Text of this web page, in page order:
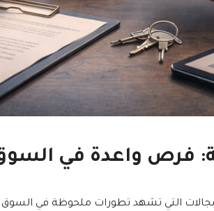
فرص واعدة في
التي تشهد تطورات ملحوظة في